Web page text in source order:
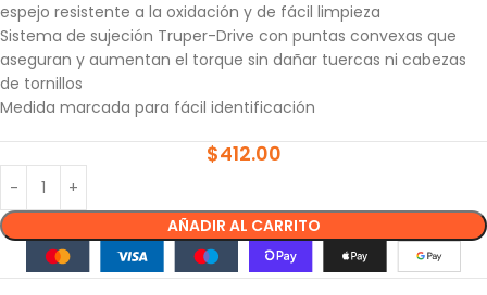
espejo resistente a la oxidación y de fácil limpieza
Sistema de sujeción Truper-Drive con puntas convexas que
aseguran y aumentan el torque sin dañar tuercas ni cabezas
de tornillos
Medida marcada para fácil identificación
$412.00
AÑADIR AL CARRITO